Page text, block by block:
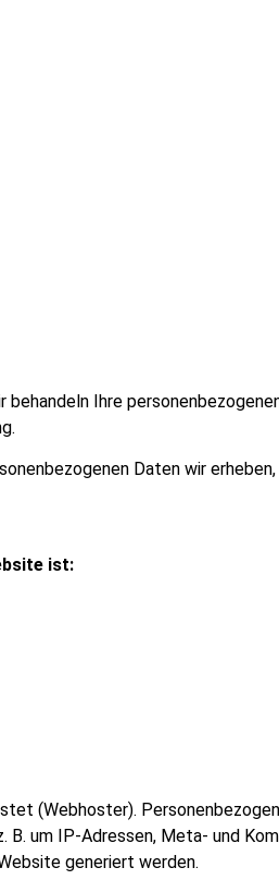
Ihre
Daten wir
ist:
(Webhoster).
um IP-Adressen, Meta- und
generiert werden.